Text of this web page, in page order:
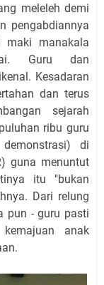
meleleh demi
pengabdiannya
manakala
Guru dan
Kesadaran
dan terus
sejarah
luhan ribu guru
di
guna menuntut
itu "bukan
Dari relung
pun -guru pasti
anak